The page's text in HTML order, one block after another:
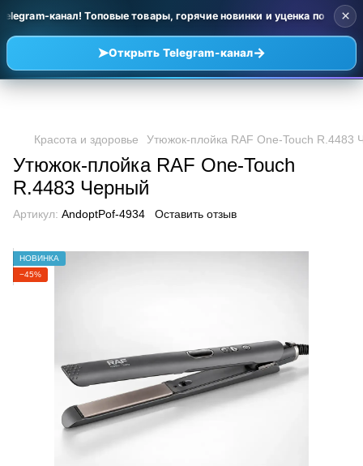
канал! Топовые товары, горячие новинки и уценка по
➤Открыть Telegram-канал→
×
Красота и здоровье Утюжок-плойка RAF One-Touch R.4483
Утюжок-плойка RAF One-Touch
R.4483 Черный
Артикул: AndoptPof-4934 Оставить отзыв
НОВИНКА
−45%